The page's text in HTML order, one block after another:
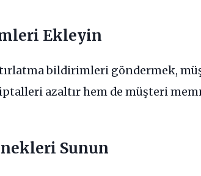
Ekleyin
bildirimleri göndermek,
azaltır hem de müşteri
Sunun